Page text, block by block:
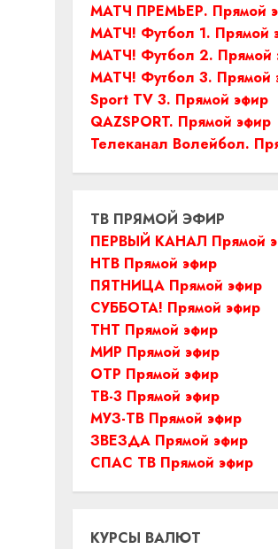
МАТЧ ПРЕМЬЕР. Прямой
МАТЧ! Футбол 1. Прямой
МАТЧ! Футбол 2. Прямой
МАТЧ! Футбол 3. Прямой
Sport TV 3. Прямой эфир
QAZSPORT. Прямой эфир
Телеканал Волейбол.
ТВ ПРЯМОЙ ЭФИР
ПЕРВЫЙ КАНАЛ Прямой
НТВ Прямой эфир
ПЯТНИЦА Прямой эфир
СУББОТА! Прямой эфир
ТНТ Прямой эфир
МИР Прямой эфир
ОТР Прямой эфир
ТВ-3 Прямой эфир
МУЗ-ТВ Прямой эфир
ЗВЕЗДА Прямой эфир
СПАС ТВ Прямой эфир
КУРСЫ ВАЛЮТ